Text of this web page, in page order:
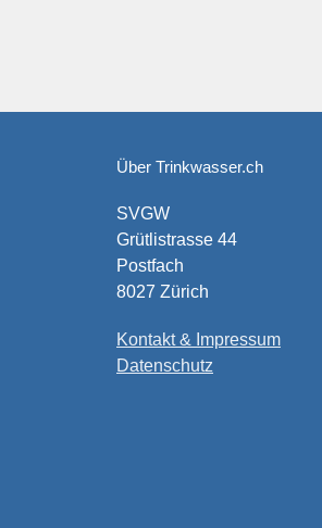
Über Trinkwasser.ch
SVGW
Grütlistrasse 44
Postfach
8027 Zürich
Kontakt & Impressum
Datenschutz